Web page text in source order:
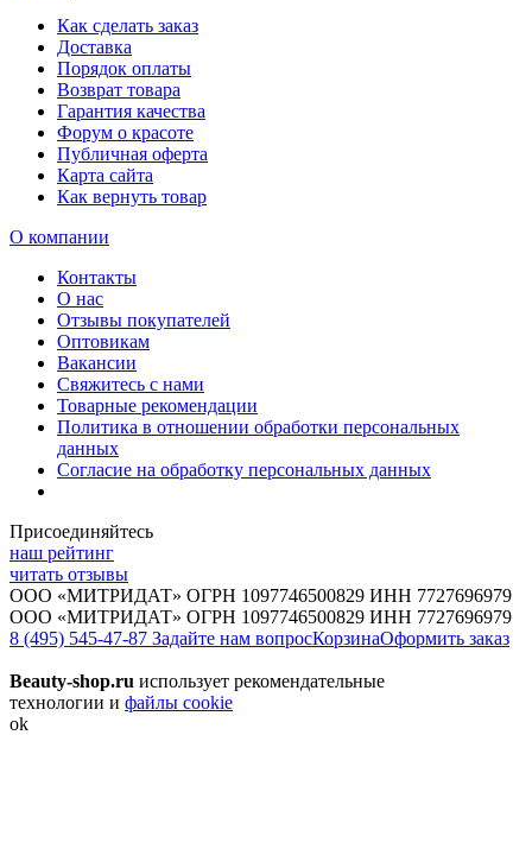
Как сделать заказ
Доставка
Порядок оплаты
Возврат товара
Гарантия качества
Форум о красоте
Публичная оферта
Карта сайта
Как вернуть товар
О компании
Контакты
О нас
Отзывы покупателей
Оптовикам
Вакансии
Свяжитесь с нами
Товарные рекомендации
Политика в отношении обработки персональных
данных
Согласие на обработку персональных данных
Присоединяйтесь
наш рейтинг
читать отзывы
ООО «МИТРИДАТ» ОГРН 1097746500829 ИНН 7727696979
ООО «МИТРИДАТ» ОГРН 1097746500829 ИНН 7727696979
8 (495) 545-47-87 Задайте нам вопросКорзинаОформить заказ
Beauty-shop.ru использует рекомендательные
технологии и файлы cookie
ok